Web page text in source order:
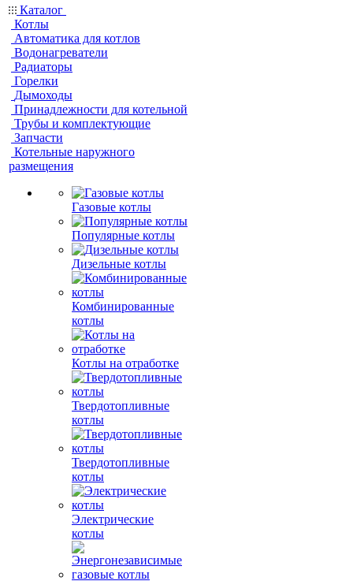
Каталог
Котлы
Автоматика для котлов
Водонагреватели
Радиаторы
Горелки
Дымоходы
Принадлежности для котельной
Трубы и комплектующие
Запчасти
Котельные наружного
размещения
Газовые котлы
Популярные котлы
Дизельные котлы
Комбинированные
котлы
Котлы на отработке
Твердотопливные
котлы
Твердотопливные
котлы
Электрические
котлы